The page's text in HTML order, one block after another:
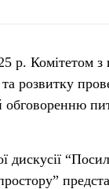
р. Комітетом з
розвитку
дискусії